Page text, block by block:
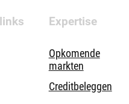
Expertise
Opkomende
markten
Creditbeleggen